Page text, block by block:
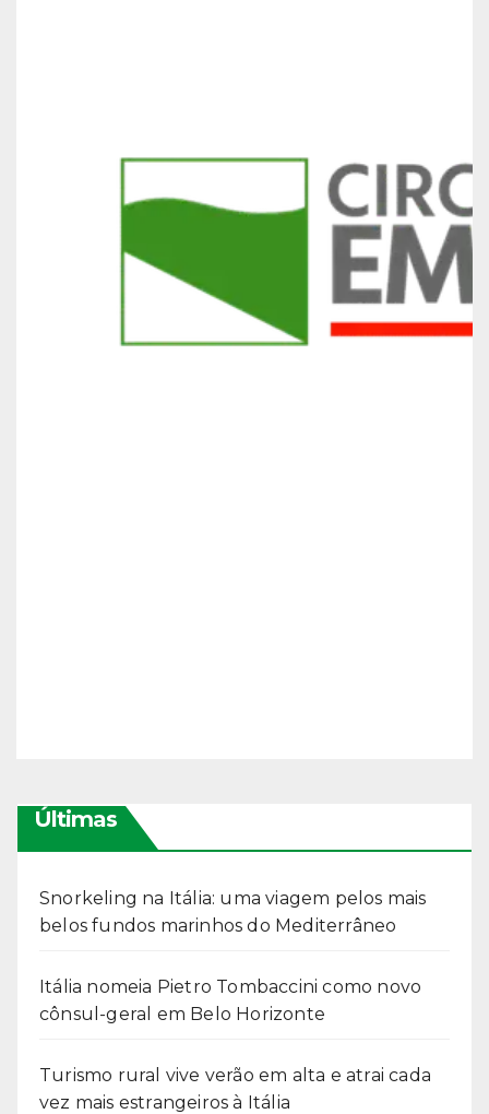
Últimas
Snorkeling na Itália: uma viagem pelos mais
belos fundos marinhos do Mediterrâneo
Itália nomeia Pietro Tombaccini como novo
cônsul-geral em Belo Horizonte
Turismo rural vive verão em alta e atrai cada
vez mais estrangeiros à Itália